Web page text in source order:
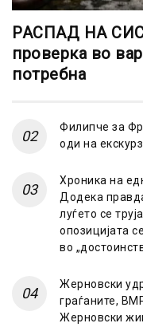
РАСПАД НА
проверка во
потребна
Филипче за
оди на
Хроника на
Додека
луѓето се
опозицијата
во
Жерновски
граѓаните,
Жерновски